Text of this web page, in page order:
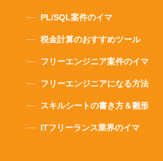
PL/SQL案件のイマ
税金計算のおすすめツール
フリーエンジニア案件のイマ
フリーエンジニアになる方法
スキルシートの書き方＆雛形
ITフリーランス業界のイマ